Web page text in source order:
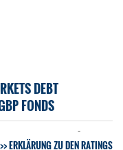
DEBT
FONDS
-
ERKLÄRUNG ZU DEN RATINGS